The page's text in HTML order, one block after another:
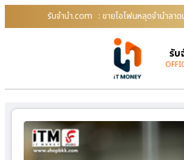
รับจํานํา.com : ขายไอโฟนหลุดจำนำล
รับ